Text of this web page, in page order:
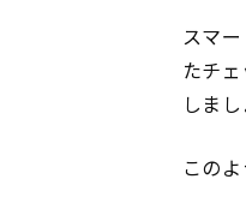
スマ
たチ
しま
この